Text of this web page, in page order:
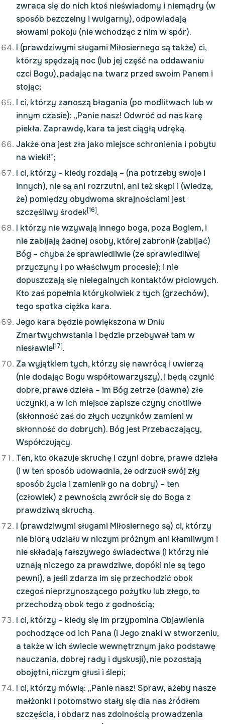
zwraca się do nich ktoś nieświadomy i niemądry (w
sposób bezczelny i wulgarny), odpowiadają
słowami pokoju (nie wchodząc z nim w spór).
I (prawdziwymi sługami Miłosiernego są także) ci,
którzy spędzają noc (lub jej część na oddawaniu
czci Bogu), padając na twarz przed swoim Panem i
stojąc;
I ci, którzy zanoszą błagania (po modlitwach lub w
innym czasie): „Panie nasz! Odwróć od nas karę
piekła. Zaprawdę, kara ta jest ciągłą udręką.
Jakże ona jest zła jako miejsce schronienia i pobytu
na wieki!”;
I ci, którzy – kiedy rozdają – (na potrzeby swoje i
innych), nie są ani rozrzutni, ani też skąpi i (wiedzą,
że) pomiędzy obydwoma skrajnościami jest
szczęśliwy środek[16].
I którzy nie wzywają innego boga, poza Bogiem, i
nie zabijają żadnej osoby, której zabronił (zabijać)
Bóg – chyba że sprawiedliwie (ze sprawiedliwej
przyczyny i po właściwym procesie); i nie
dopuszczają się nielegalnych kontaktów płciowych.
Kto zaś popełnia którykolwiek z tych (grzechów),
tego spotka ciężka kara.
Jego kara będzie powiększona w Dniu
Zmartwychwstania i będzie przebywał tam w
niesławie[17].
Za wyjątkiem tych, którzy się nawrócą i uwierzą
(nie dodając Bogu współtowarzyszy), i będą czynić
dobre, prawe dzieła – im Bóg zetrze (dawne) złe
uczynki, a w ich miejsce zapisze czyny cnotliwe
(skłonność zaś do złych uczynków zamieni w
skłonność do dobrych). Bóg jest Przebaczający,
Współczujący.
Ten, kto okazuje skruchę i czyni dobre, prawe dzieła
(i w ten sposób udowadnia, że odrzucił swój zły
sposób życia i zamienił go na dobry) – ten
(człowiek) z pewnością zwrócił się do Boga z
prawdziwą skruchą.
I (prawdziwymi sługami Miłosiernego są) ci, którzy
nie biorą udziału w niczym próżnym ani kłamliwym i
nie składają fałszywego świadectwa (i którzy nie
uznają niczego za prawdziwe, dopóki nie są tego
pewni), a jeśli zdarza im się przechodzić obok
czegoś nieprzynoszącego pożytku lub złego, to
przechodzą obok tego z godnością;
I ci, którzy – kiedy się im przypomina Objawienia
pochodzące od ich Pana (i Jego znaki w stworzeniu,
a także w ich świecie wewnętrznym jako podstawę
nauczania, dobrej rady i dyskusji), nie pozostają
obojętni, niczym głusi i ślepi;
I ci, którzy mówią: „Panie nasz! Spraw, ażeby nasze
małżonki i potomstwo stały się dla nas źródłem
szczęścia, i obdarz nas zdolnością prowadzenia